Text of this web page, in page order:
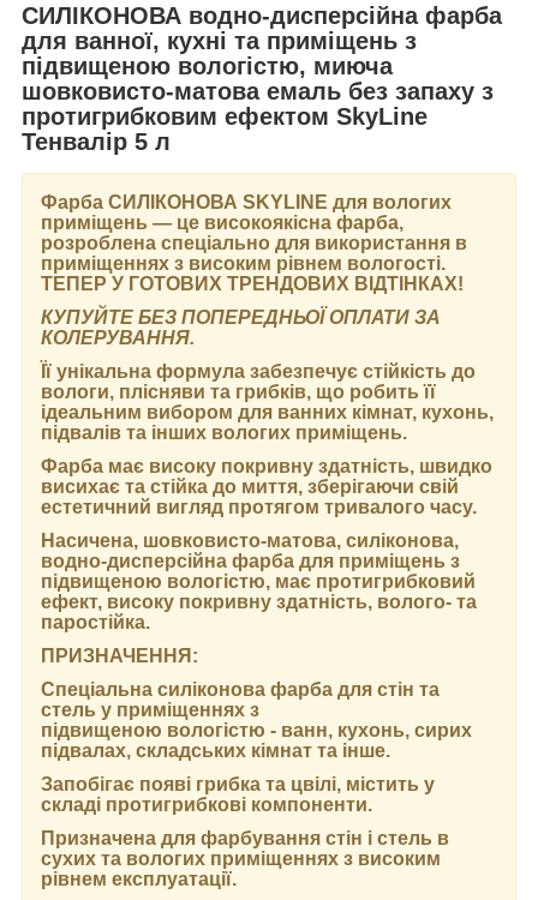
СИЛІКОНОВА водно-дисперсійна фарба
для ванної, кухні та приміщень з
підвищеною вологістю, миюча
шовковисто-матова емаль без запаху з
протигрибковим ефектом SkyLine
Тенвалір 5 л
Фарба СИЛІКОНОВА SKYLINE для вологих
приміщень — це високоякісна фарба,
розроблена спеціально для використання в
приміщеннях з високим рівнем вологості.
ТЕПЕР У ГОТОВИХ ТРЕНДОВИХ ВІДТІНКАХ!
КУПУЙТЕ БЕЗ ПОПЕРЕДНЬОЇ ОПЛАТИ ЗА
КОЛЕРУВАННЯ.
Її унікальна формула забезпечує стійкість до
вологи, плісняви та грибків, що робить її
ідеальним вибором для ванних кімнат, кухонь,
підвалів та інших вологих приміщень.
Фарба має високу покривну здатність, швидко
висихає та стійка до миття, зберігаючи свій
естетичний вигляд протягом тривалого часу.
Насичена, шовковисто-матова, силіконова,
водно-дисперсійна фарба для приміщень з
підвищеною вологістю, має протигрибковий
ефект, високу покривну здатність, волого- та
паростійка.
ПРИЗНАЧЕННЯ:
Спеціальна силіконова фарба для стін та
стель у приміщеннях з
підвищеною вологістю - ванн, кухонь, сирих
підвалах, складських кімнат та інше.
Запобігає появі грибка та цвілі, містить у
складі протигрибкові компоненти.
Призначена для фарбування стін і стель в
сухих та вологих приміщеннях з високим
рівнем експлуатації.